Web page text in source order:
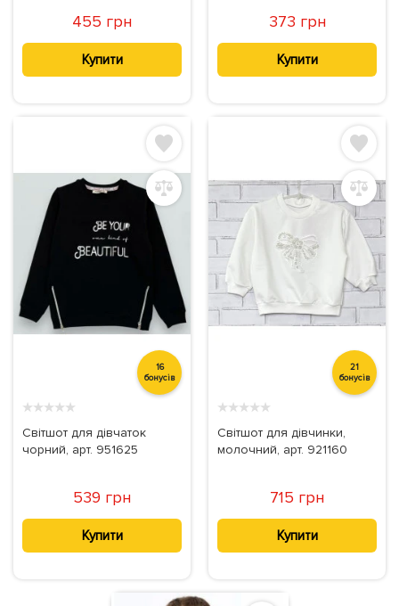
455 грн
Купити
373 грн
Купити
16
бонусів
★★★★★
Світшот для дівчаток
чорний, арт. 951625
539 грн
Купити
21
бонусів
★★★★★
Світшот для дівчинки,
молочний, арт. 921160
715 грн
Купити